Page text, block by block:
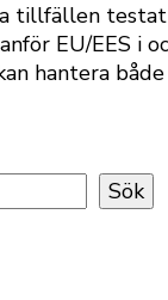
tillfällen
EU/EES i
hantera
Sök